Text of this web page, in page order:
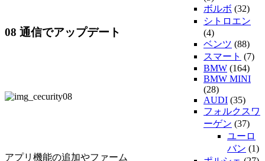
08 通信でアップデート
アプリ機能の追加やファーム
ボルボ (32)
シトロエン
(4)
ベンツ (88)
スマート (7)
BMW (164)
BMW MINI
(28)
AUDI (35)
フォルクスワ
ーゲン (37)
ユーロ
バン (1)